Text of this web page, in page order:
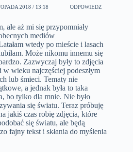
2018 / 13:18 ODPOWIEDZ
ale aż mi się przypomniały
mediów
wtedy po mieście i lasach
Może nikomu innemu się
Zazwyczaj były to zdjęcia
wieku najczęściej podeszłym
lub śmieci. Tematy nie
a jednak była to taka
bo tylko dla mnie. Nie było
się światu. Teraz próbuję
jakiś czas robię zdjęcia, które
się światu, ale będą
fajny tekst i skłania do myślenia